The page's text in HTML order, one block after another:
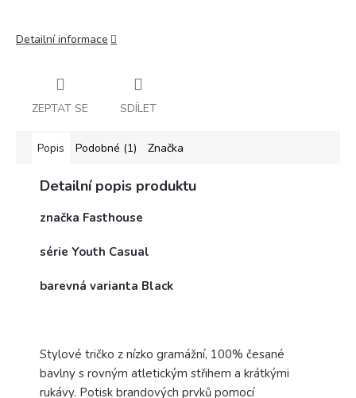
Detailní informace
ZEPTAT SE SDÍLET
Popis Podobné (1) Značka
Detailní popis produktu
značka Fasthouse
série Youth Casual
barevná varianta Black
Stylové tričko z nízko gramážní, 100% česané
bavlny s rovným atletickým střihem a krátkými
rukávy. Potisk brandových prvků pomocí